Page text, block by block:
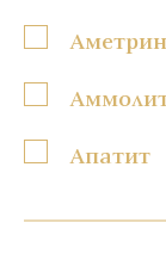
Аметрин
Апатит